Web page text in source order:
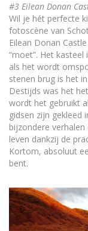
#3 Eilean Donan
Wil je hét perfecte
fotoscène van
Eilean Donan
“moet”. Het
als het wordt
stenen brug is het
Destijds was het
wordt het gebruikt
gidsen zijn gekleed
bijzondere
leven dankzij de
Kortom, absoluut
bent.